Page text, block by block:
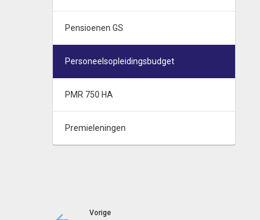
Pensioenen GS
Personeelsopleidingsbudget
PMR 750 HA
Premieleningen
Vorige